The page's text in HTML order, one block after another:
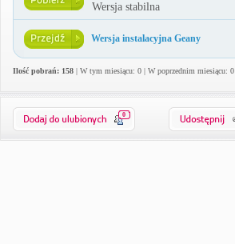
Wersja stabilna
Wersja instalacyjna Geany
Ilość pobrań: 158 | W tym miesiącu: 0 | W poprzednim miesiącu: 0
0